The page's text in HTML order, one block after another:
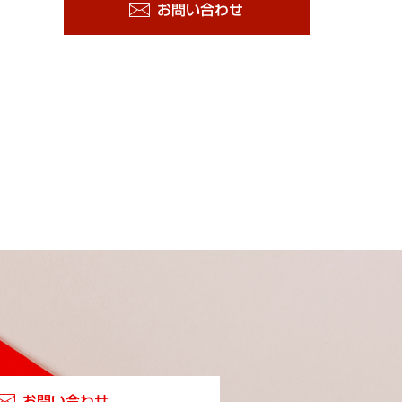
お問い合わせ